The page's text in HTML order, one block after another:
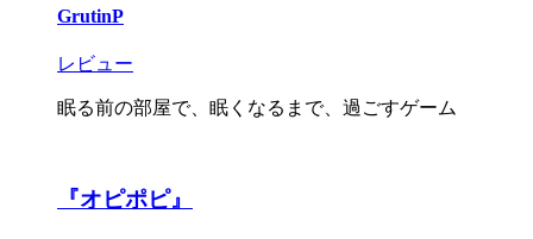
GrutinP
レビュー
眠る前の部屋で、眠くなるまで、過ごすゲーム
『オピポピ』